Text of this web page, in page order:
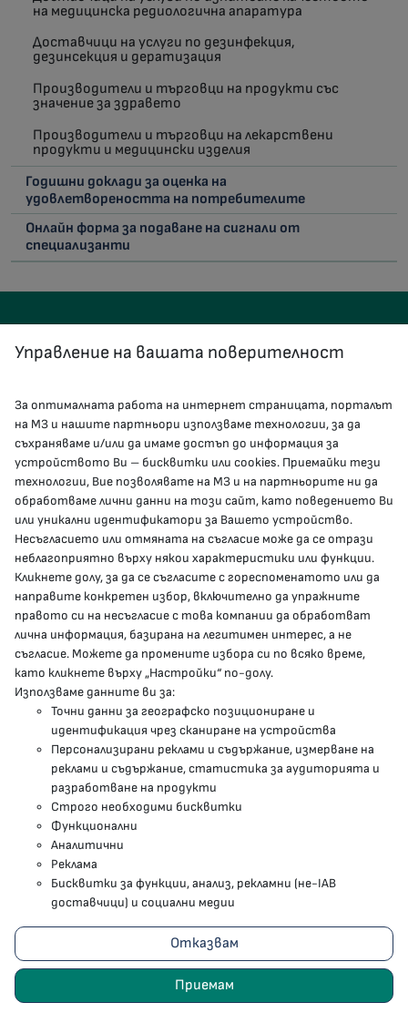
на медицинска редиологична апаратура
Доставчици на услуги по дезинфекция,
дезинсекция и дератизация
Производители и търговци на продукти със
значение за здравето
Производители и търговци на лекарствени
продукти и медицински изделия
Годишни доклади за оценка на
удовлетвореността на потребителите
Онлайн форма за подаване на сигнали от
специализанти
КОНТАКТИ
гр.София, 1000, пл. „Света Неделя“ №5
delovodstvo@mh.government.bg
presscenter@mh.government.bg
МЗ В СОЦИАЛНИТЕ МРЕЖИ
Facebook страница
Instragram профил
YouTube канал
Threads профил
Карта на сайта
Бисквитки
Условия за използване
Поверителност
2023 - 2026 © Министерство на здравеопазването
Управление на вашата поверителност
За оптималната работа на интернет страницата, порталът
на МЗ и нашите партньори използваме технологии, за да
съхраняваме и/или да имаме достъп до информация за
устройството Ви – бисквитки или cookies. Приемайки тези
технологии, Вие позволявате на МЗ и на партньорите ни да
обработваме лични данни на този сайт, като поведението Ви
или уникални идентификатори за Вашето устройство.
Несъгласието или отмяната на съгласие може да се отрази
неблагоприятно върху някои характеристики или функции.
Кликнете долу, за да се съгласите с гореспоменатото или да
направите конкретен избор, включително да упражните
правото си на несъгласие с това компании да обработват
лична информация, базирана на легитимен интерес, а не
съгласие. Можете да промените избора си по всяко време,
като кликнете върху „Настройки“ по-долу.
Използваме данните ви за:
Точни данни за географско позициониране и
идентификация чрез сканиране на устройства
Персонализирани реклами и съдържание, измерване на
реклами и съдържание, статистика за аудиторията и
разработване на продукти
Строго необходими бисквитки
Функционални
Аналитични
Реклама
Бисквитки за функции, анализ, рекламни (не-IAB
доставчици) и социални медии
Отказвам
Приемам